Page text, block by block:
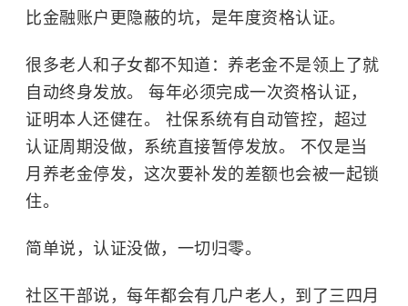
比金融账户更隐蔽的坑，是年度资格认证。
很多老人和子女都不知道：养老金不是领上了就
自动终身发放。 每年必须完成一次资格认证，
证明本人还健在。 社保系统有自动管控，超过
认证周期没做，系统直接暂停发放。 不仅是当
月养老金停发，这次要补发的差额也会被一起锁
住。
简单说，认证没做，一切归零。
社区干部说，每年都会有几户老人，到了三四月